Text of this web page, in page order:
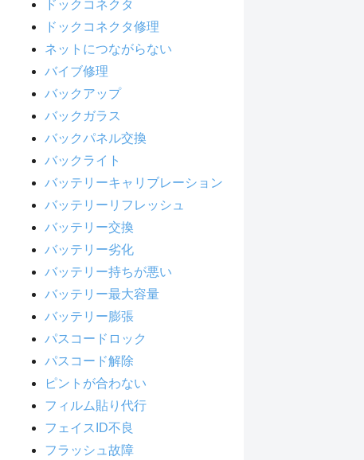
ドックコネクタ
ドックコネクタ修理
ネットにつながらない
バイブ修理
バックアップ
バックガラス
バックパネル交換
バックライト
バッテリーキャリブレーション
バッテリーリフレッシュ
バッテリー交換
バッテリー劣化
バッテリー持ちが悪い
バッテリー最大容量
バッテリー膨張
パスコードロック
パスコード解除
ピントが合わない
フィルム貼り代行
フェイスID不良
フラッシュ故障